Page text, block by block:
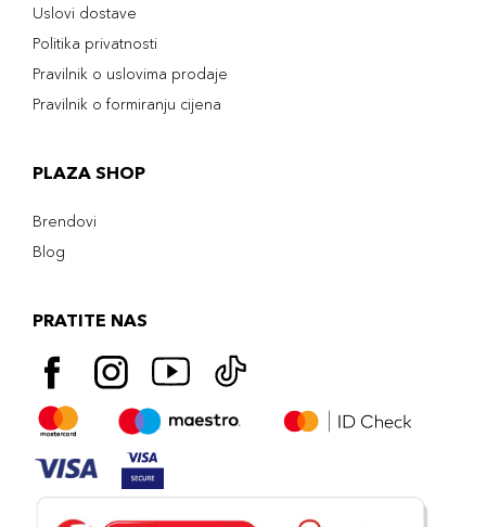
Uslovi dostave
Politika privatnosti
Pravilnik o uslovima prodaje
Pravilnik o formiranju cijena
PLAZA SHOP
Brendovi
Blog
PRATITE NAS